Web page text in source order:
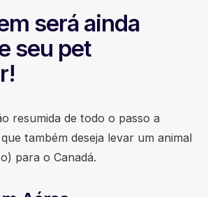
será ainda
seu pet
resumida de todo o passo a
também deseja levar um animal
para o Canadá.